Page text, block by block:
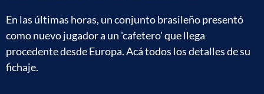
En las últimas horas, un conjunto brasileño presentó
como nuevo jugador a un 'cafetero' que llega
procedente desde Europa. Acá todos los detalles de su
fichaje.